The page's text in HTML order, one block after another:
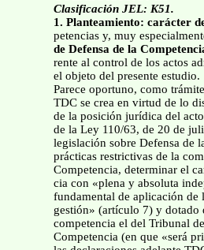
Clasificación JEL: K51.
1. Planteamiento: carácter
petencias y, muy
de Defensa de la
rente al control de los actos
el objeto del presente estudio.
Parece oportuno, como
TDC se crea en virtud de lo
de la posición jurídica del
de la Ley 110/63, de 20 de
legislación sobre Defensa de
prácticas restrictivas de la
Competencia, determinar el
cia con «plena y absoluta
fundamental de aplicación de
gestión» (artículo 7) y dotado
competencia el del Tribunal
Competencia (en que «será